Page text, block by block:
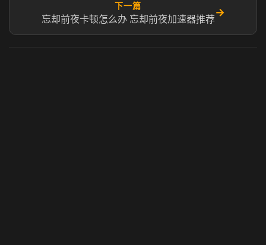
下一篇
忘却前夜卡顿怎么办 忘却前夜加速器推荐
→